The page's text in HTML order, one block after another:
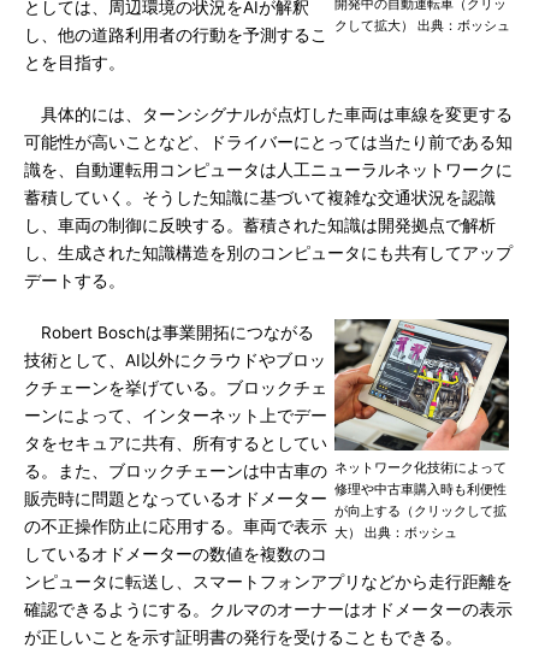
開発中の自動運転車（クリッ
クして拡大） 出典：ボッシュ
としては、周辺環境の状況をAIが解釈
し、他の道路利用者の行動を予測するこ
とを目指す。
具体的には、ターンシグナルが点灯した車両は車線を変更する
可能性が高いことなど、ドライバーにとっては当たり前である知
識を、自動運転用コンピュータは人工ニューラルネットワークに
蓄積していく。そうした知識に基づいて複雑な交通状況を認識
し、車両の制御に反映する。蓄積された知識は開発拠点で解析
し、生成された知識構造を別のコンピュータにも共有してアップ
デートする。
ネットワーク化技術によって
修理や中古車購入時も利便性
が向上する（クリックして拡
大） 出典：ボッシュ
Robert Boschは事業開拓につながる
技術として、AI以外にクラウドやブロッ
クチェーンを挙げている。ブロックチェ
ーンによって、インターネット上でデー
タをセキュアに共有、所有するとしてい
る。また、ブロックチェーンは中古車の
販売時に問題となっているオドメーター
の不正操作防止に応用する。車両で表示
しているオドメーターの数値を複数のコ
ンピュータに転送し、スマートフォンアプリなどから走行距離を
確認できるようにする。クルマのオーナーはオドメーターの表示
が正しいことを示す証明書の発行を受けることもできる。